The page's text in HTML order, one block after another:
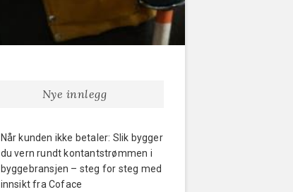
Nye innlegg
Når kunden ikke betaler: Slik bygger
du vern rundt kontantstrømmen i
byggebransjen – steg for steg med
innsikt fra Coface